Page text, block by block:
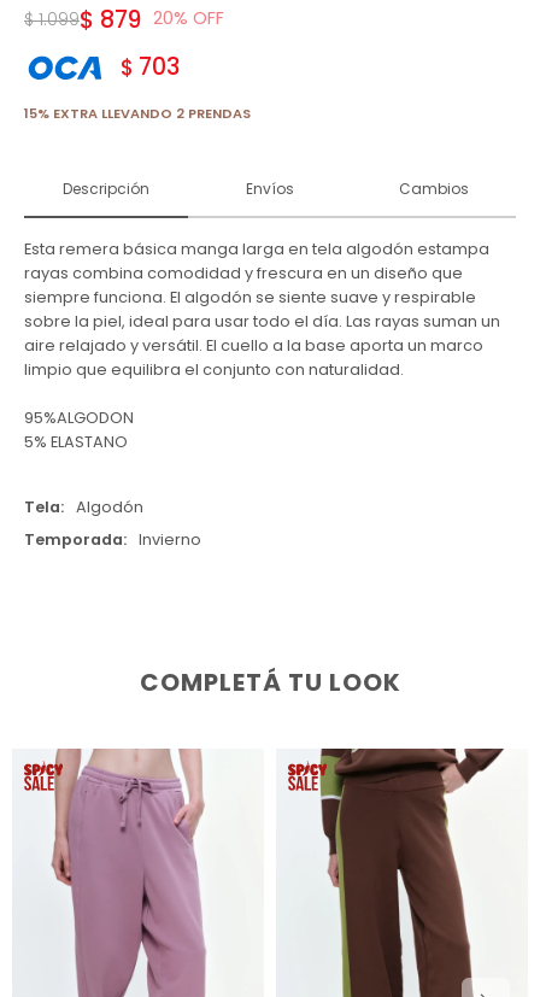
$ 879
$ 1.099 20
$ 703
15% EXTRA LLEVANDO 2 PRENDAS
Descripción Envíos Cambios
Esta remera básica manga larga en tela algodón estampa
rayas combina comodidad y frescura en un diseño que
siempre funciona. El algodón se siente suave y respirable
sobre la piel, ideal para usar todo el día. Las rayas suman un
aire relajado y versátil. El cuello a la base aporta un marco
limpio que equilibra el conjunto con naturalidad.
95%ALGODON
5% ELASTANO
Tela
Algodón
Temporada
Invierno
COMPLETÁ TU LOOK